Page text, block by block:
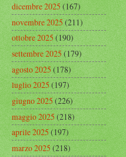
dicembre 2025(167)
novembre 2025(211)
ottobre 2025(190)
settembre 2025(179)
agosto 2025(178)
luglio 2025(197)
giugno 2025(226)
maggio 2025(218)
aprile 2025(197)
marzo 2025(218)